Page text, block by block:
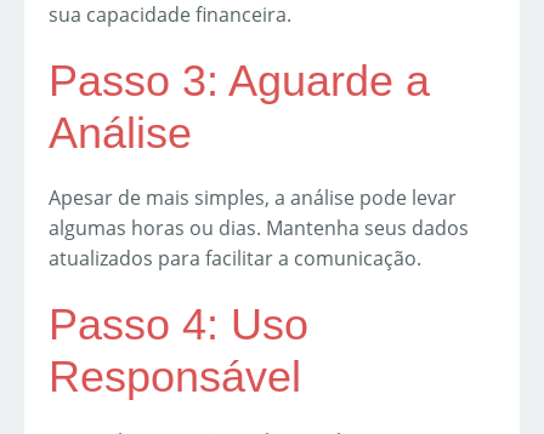
sua capacidade financeira.
Passo 3: Aguarde a
Análise
Apesar de mais simples, a análise pode levar
algumas horas ou dias. Mantenha seus dados
atualizados para facilitar a comunicação.
Passo 4: Uso
Responsável